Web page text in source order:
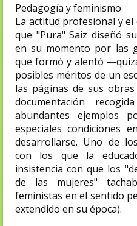
Pedagogía y feminismo
La actitud profesional y
que "Pura" Saiz diseñó
en su momento por las
que formó y alentó
posibles méritos de un
las páginas de sus
documentación
abundantes ejemplos
especiales condiciones
desarrollarse. Uno de
con los que la
insistencia con que los
de las mujeres"
feministas en el sentido
extendido en su época).